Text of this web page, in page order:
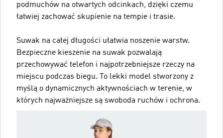
podmuchów na otwartych odcinkach, dzięki czemu
łatwiej zachować skupienie na tempie i trasie.
Suwak na całej długości ułatwia noszenie warstw.
Bezpieczne kieszenie na suwak pozwalają
przechowywać telefon i najpotrzebniejsze rzeczy na
miejscu podczas biegu. To lekki model stworzony z
myślą o dynamicznych aktywnościach w terenie, w
których najważniejsze są swoboda ruchów i ochrona.